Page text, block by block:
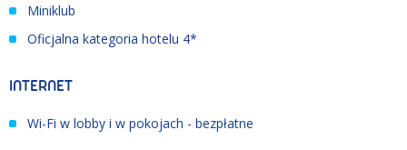
Miniklub
Oficjalna kategoria hotelu 4*
INTERNET
Wi-Fi w lobby i w pokojach - bezpłatne